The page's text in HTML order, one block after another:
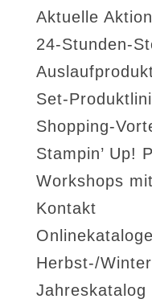
Aktuelle
24-Stunden-
Set-
Shopping-
Stampin’ Up!
Workshops
Kontakt
Onlinekataloge
Herbst-/
Jahreskatalog